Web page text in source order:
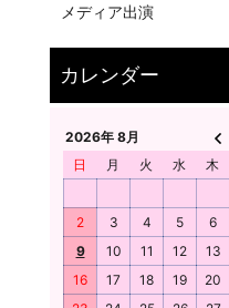
メディア出演
2026年 8月
日
月 火 水 木
2
3 4 5 6
9
10 11 12 13
16
17 18 19 20